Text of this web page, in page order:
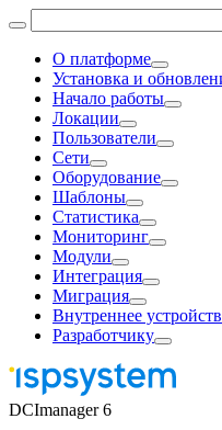
О платформе
Установка и
Начало работы
Локации
Пользователи
Сети
Оборудование
Шаблоны
Статистика
Мониторинг
Модули
Интеграция
Миграция
Внутреннее
Разработчику
DCImanager 6